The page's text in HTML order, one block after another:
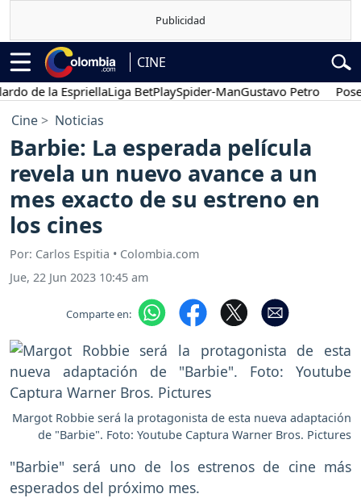
CINE
la EspriellaLiga BetPlaySpider-ManGustavo Petro
Cine Noticias
Barbie: La esperada película
revela un nuevo avance a un
mes exacto de su estreno en
los cines
Por: Carlos Espitia • Colombia.com
Jue, 22 Jun 2023 10:45 am
Comparte en:
Margot Robbie será la protagonista de esta nueva adaptación
de "Barbie". Foto: Youtube Captura Warner Bros. Pictures
"Barbie" será uno de los estrenos de cine más
esperados del próximo mes.